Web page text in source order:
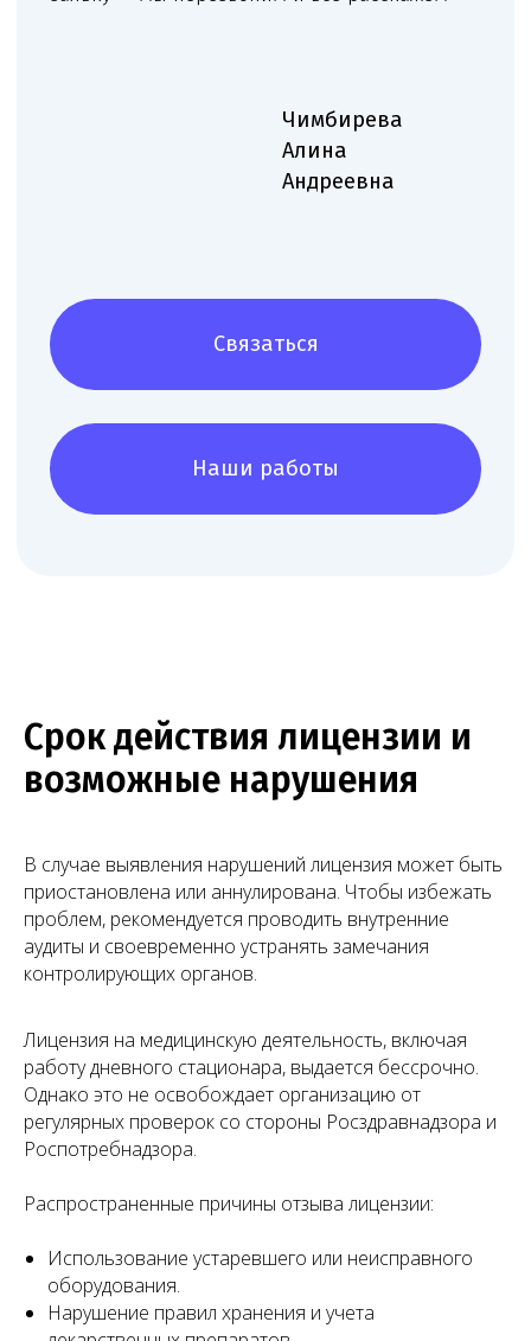
Срок действия лицензии и
возможные нарушения
В случае выявления нарушений лицензия может быть
приостановлена или аннулирована. Чтобы избежать
проблем, рекомендуется проводить внутренние
аудиты и своевременно устранять замечания
контролирующих органов.
Лицензия на медицинскую деятельность, включая
работу дневного стационара, выдается бессрочно.
Однако это не освобождает организацию от
регулярных проверок со стороны Росздравнадзора и
Роспотребнадзора.
Распространенные причины отзыва лицензии:
Использование устаревшего или неисправного
оборудования.
Нарушение правил хранения и учета
+7 (968) 778-00-18
+7 (495) 188-17-82
Telegram
Услуги
Мероприятия
Вопрос-
Статьи
119421, г. Москва, Ленинский
проспект, дом 111, корпус 1, офис 408
Работаем по всей России!